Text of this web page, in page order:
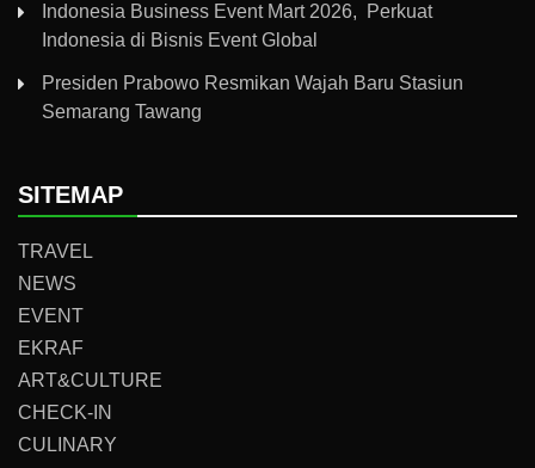
Indonesia Business Event Mart 2026, Perkuat
Indonesia di Bisnis Event Global
Presiden Prabowo Resmikan Wajah Baru Stasiun
Semarang Tawang
SITEMAP
TRAVEL
NEWS
EVENT
EKRAF
ART&CULTURE
CHECK-IN
CULINARY